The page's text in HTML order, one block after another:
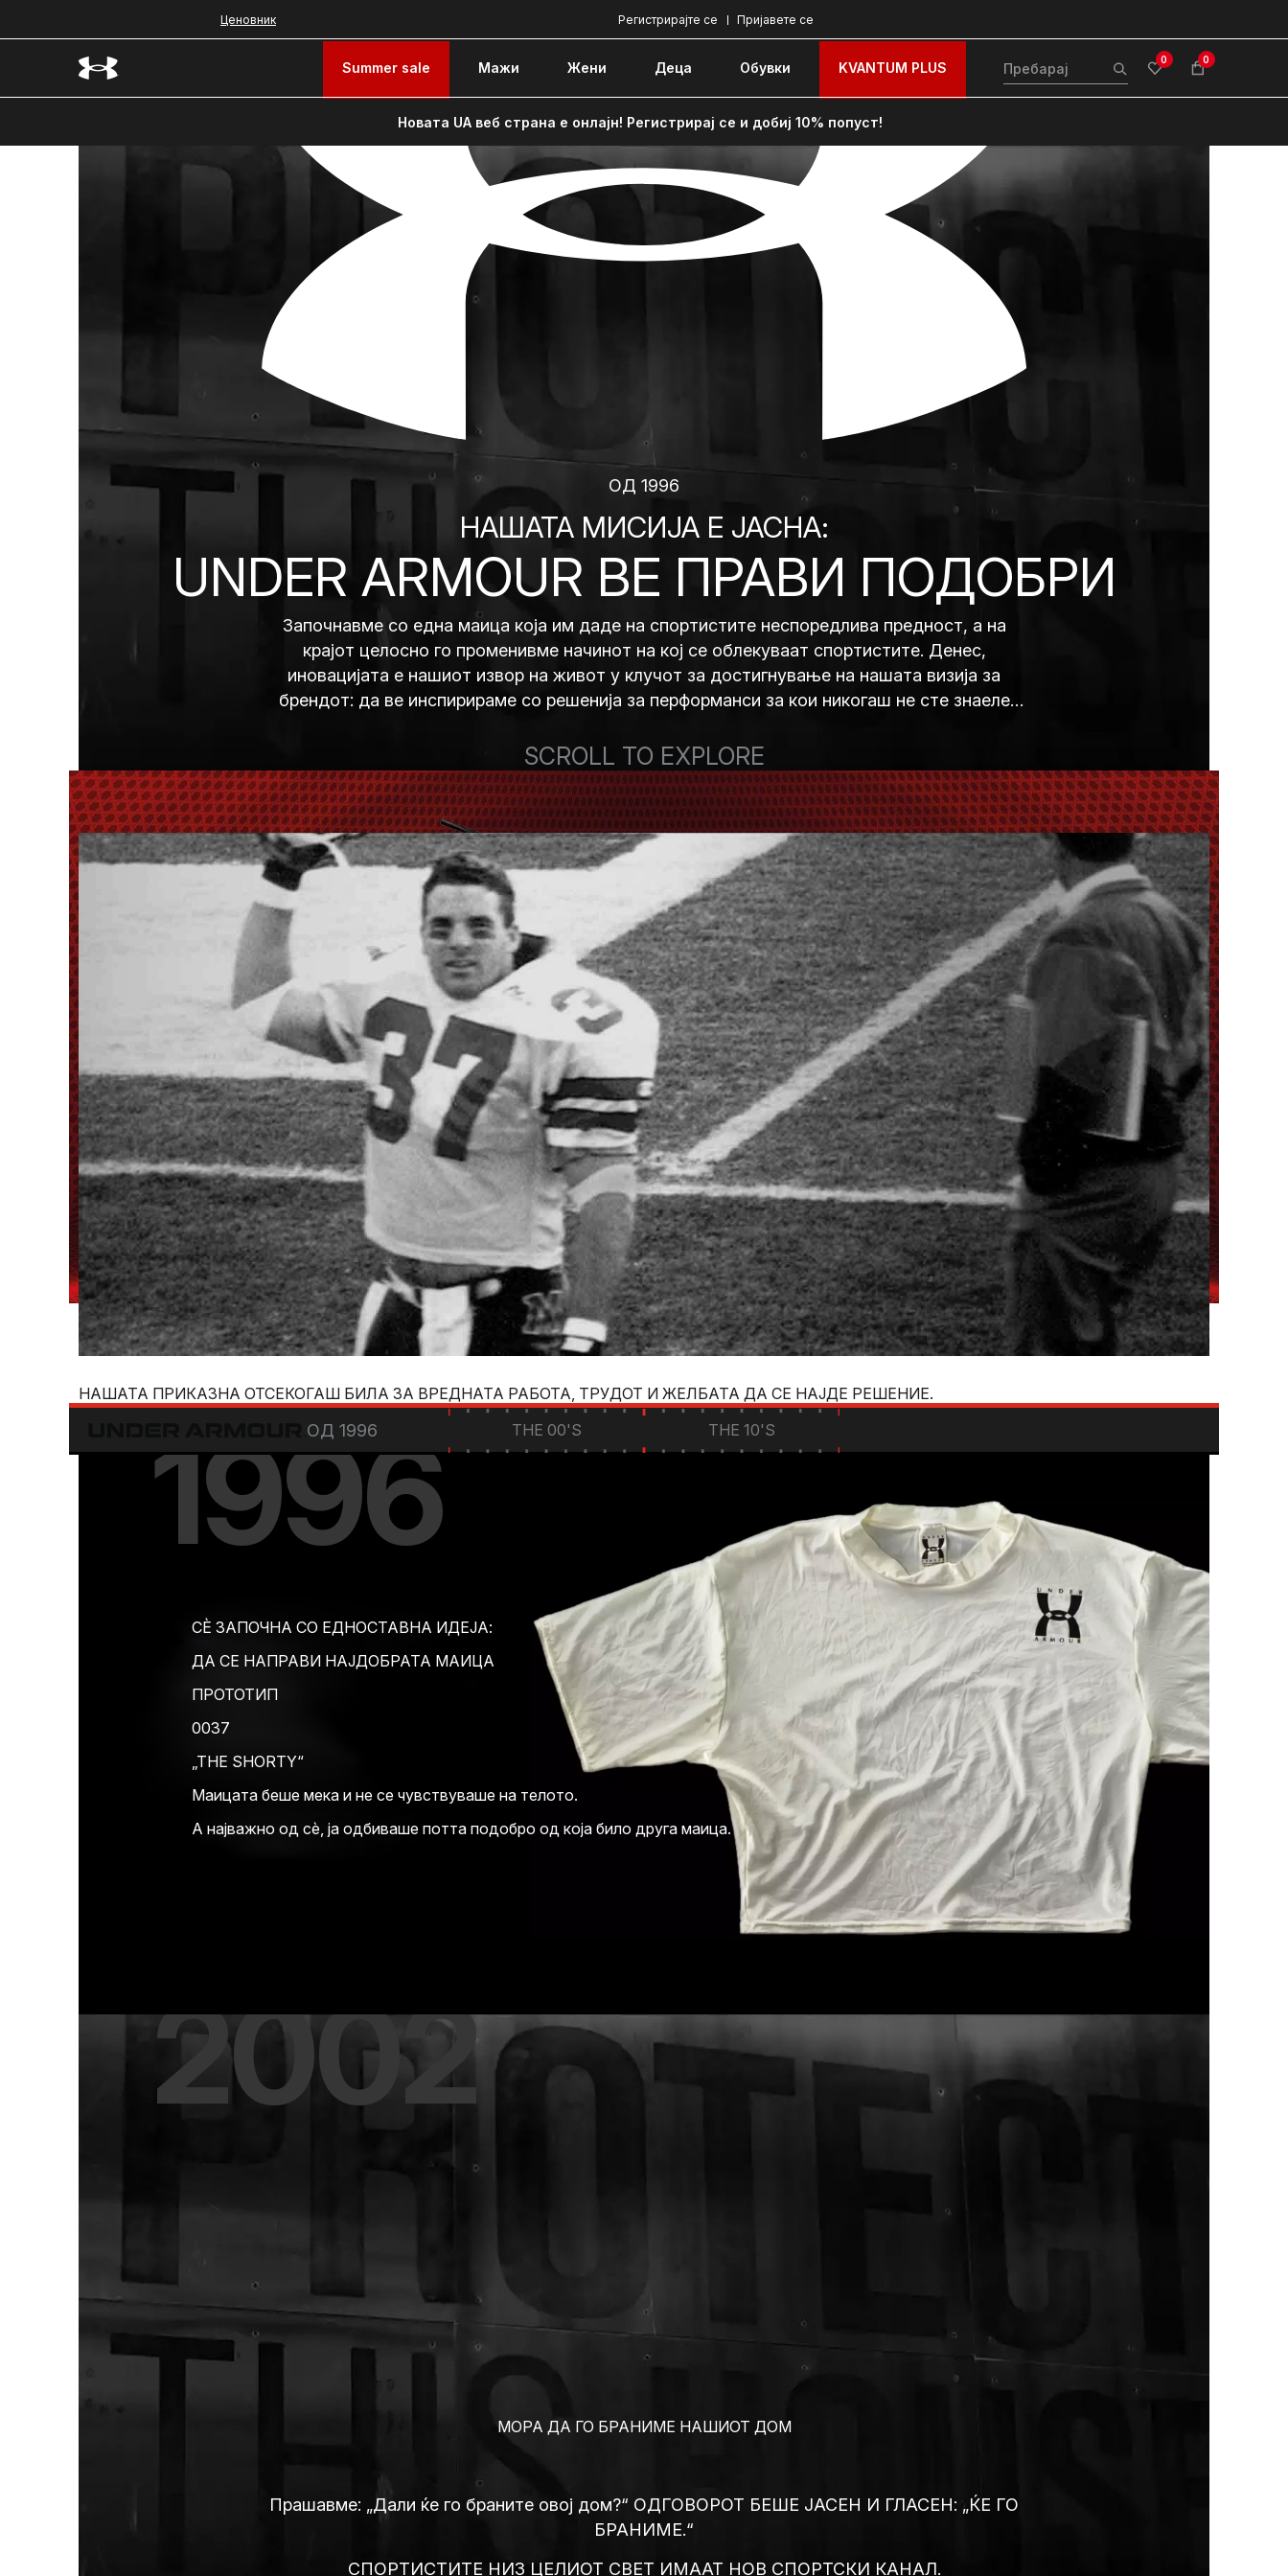
Ценовник Пријавете се
Регистрирајте се
Summer sale Мажи Жени Децa Обувки KVANTUM PLUS 0 0
Новата UA веб страна е онлајн! Регистрирај се и добиј 10% попуст!
ОД 1996
НАШАТА МИСИЈА Е ЈАСНА:
UNDER ARMOUR ВЕ ПРАВИ ПОДОБРИ
Започнавме со една маица која им даде на спортистите неспоредлива предност, а на
крајот целосно го променивме начинот на кој се облекуваат спортистите. Денес,
иновацијата е нашиот извор на живот у клучот за достигнување на нашата визија за
брендот: да ве инспирираме со решенија за перформанси за кои никогаш не сте знаеле
SCROLL TO EXPLORE
НАШАТА ПРИКАЗНА ОТСЕКОГАШ БИЛА ЗА ВРЕДНАТА РАБОТА, ТРУДОТ И ЖЕЛБАТА ДА СЕ НАЈДЕ РЕШЕНИЕ.
ОД 1996 THE 00'S THE 10'S
СÈ ЗАПОЧНА СО ЕДНОСТАВНА ИДЕЈА:
ДА СЕ НАПРАВИ НАЈДОБРАТА МАИЦА
ПРОТОТИП
0037
„THE SHORTY“
Маицата беше мека и не се чувствуваше на телото.
А најважно од сè, ја одбиваше потта подобро од која било друга маица.
1996
МОРА ДА ГО БРАНИМЕ НАШИОТ ДОМ
Прашавме: „Дали ќе го браните овој дом?“ ОДГОВОРОТ БЕШЕ ЈАСЕН И ГЛАСЕН: „ЌЕ ГО
БРАНИМЕ.“
СПОРТИСТИТЕ НИЗ ЦЕЛИОТ СВЕТ ИМААТ НОВ СПОРТСКИ КАНАЛ.
2002